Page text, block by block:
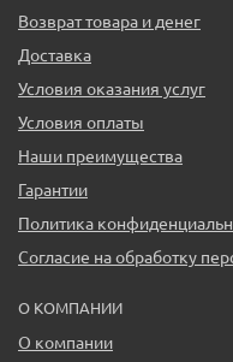
Возврат товара и денег
Доставка
Условия оказания услуг
Условия оплаты
Наши преимущества
Гарантии
Политика
Согласие на обработку
О КОМПАНИИ
О компании